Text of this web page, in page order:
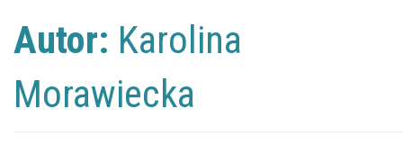
Autor: Karolina
Morawiecka